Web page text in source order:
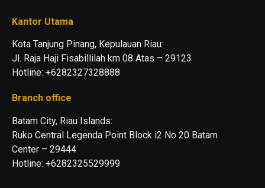
Kantor Utama
Kota Tanjung Pinang, Kepulauan Riau:
Jl. Raja Haji Fisabillilah km 08 Atas – 29123
Hotline: +6282327328888
Branch office
Batam City, Riau Islands:
Ruko Central Legenda Point Block i2 No 20 Batam
Center – 29444
Hotline: +6282325529999